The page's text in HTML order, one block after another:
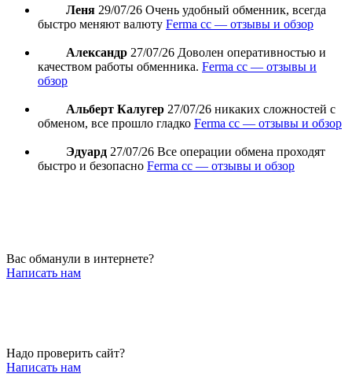
Леня 29/07/26 Очень удобный обменник, всегда
быстро меняют валюту Ferma cc — отзывы и обзор
Александр 27/07/26 Доволен оперативностью и
качеством работы обменника. Ferma cc — отзывы и
обзор
Альберт Калугер 27/07/26 никаких сложностей с
обменом, все прошло гладко Ferma cc — отзывы и обзор
Эдуард 27/07/26 Все операции обмена проходят
быстро и безопасно Ferma cc — отзывы и обзор
Вас обманули в интернете?
Написать нам
Надо проверить сайт?
Написать нам